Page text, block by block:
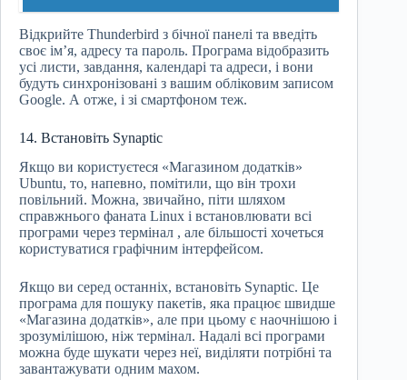
Відкрийте Thunderbird з бічної панелі та введіть
своє ім’я, адресу та пароль. Програма відобразить
усі листи, завдання, календарі та адреси, і вони
будуть синхронізовані з вашим обліковим записом
Google. А отже, і зі смартфоном теж.
14. Встановіть Synaptic
Якщо ви користуєтеся «Магазином додатків»
Ubuntu, то, напевно, помітили, що він трохи
повільний. Можна, звичайно, піти шляхом
справжнього фаната Linux і встановлювати всі
програми через термінал , але більшості хочеться
користуватися графічним інтерфейсом.
Якщо ви серед останніх, встановіть Synaptic. Це
програма для пошуку пакетів, яка працює швидше
«Магазина додатків», але при цьому є наочнішою і
зрозумілішою, ніж термінал. Надалі всі програми
можна буде шукати через неї, виділяти потрібні та
завантажувати одним махом.